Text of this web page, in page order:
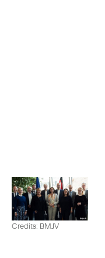
Credits: BMJV